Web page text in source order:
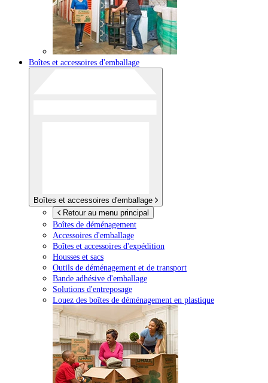
Boîtes et accessoires d'emballage
Boîtes et accessoires d'emballage
Retour au menu principal
Boîtes de déménagement
Accessoires d'emballage
Boîtes et accessoires d'expédition
Housses et sacs
Outils de déménagement et de transport
Bande adhésive d'emballage
Solutions d'entreposage
Louez des boîtes de déménagement en plastique